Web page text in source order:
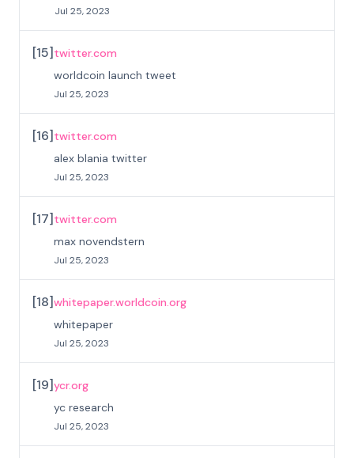
Jul 25, 2023
[15] twitter.com
worldcoin launch tweet
Jul 25, 2023
[16] twitter.com
alex blania twitter
Jul 25, 2023
[17] twitter.com
max novendstern
Jul 25, 2023
[18]whitepaper.worldcoin.org
whitepaper
Jul 25, 2023
[19]ycr.org
yc research
Jul 25, 2023